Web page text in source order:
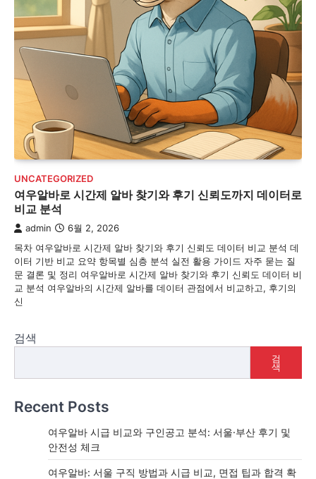
UNCATEGORIZED
여우알바로 시간제 알바 찾기와 후기 신뢰도까지 데이터로
비교 분석
admin 6월 2, 2026
목차 여우알바로 시간제 알바 찾기와 후기 신뢰도 데이터 비교 분석 데
이터 기반 비교 요약 항목별 심층 분석 실전 활용 가이드 자주 묻는 질
문 결론 및 정리 여우알바로 시간제 알바 찾기와 후기 신뢰도 데이터 비
교 분석 여우알바의 시간제 알바를 데이터 관점에서 비교하고, 후기의
신
검색
검
색
Recent Posts
여우알바 시급 비교와 구인공고 분석: 서울·부산 후기 및
안전성 체크
여우알바: 서울 구직 방법과 시급 비교, 면접 팁과 합격 확